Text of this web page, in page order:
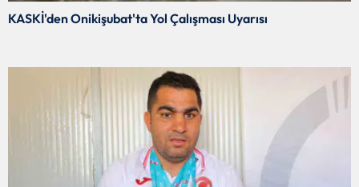
KASKİ'den Onikişubat'ta Yol Çalışması Uyarısı